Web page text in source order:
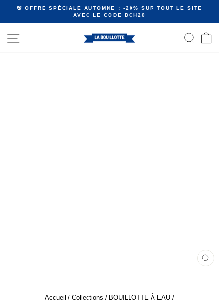
Passer
contenu
Diaporama
🌸 OFFRE SPÉCIALE AUTOMNE : -20% SUR TOUT LE SITE
AVEC LE CODE DCH20
Accueil / Collections / BOUILLOTTE À EAU /